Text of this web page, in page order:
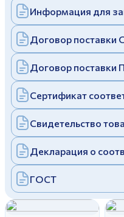
Заполняя и отправляя
cполитикой
Заполняя и отправляя
cполитикой
Дулевский фарфоровый
Политика
Информация для
Договор
Договор поставки
Сертификат
Свидетельство
Декларация о
ГОСТ